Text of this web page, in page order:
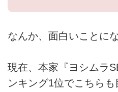
なんか、面白いことに
現在、本家『ヨシムラ
ンキング1位でこちら